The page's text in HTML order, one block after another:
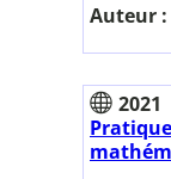
Auteur :
2021